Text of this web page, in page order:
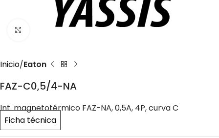
Click to enlarge
Inicio Eaton
FAZ-C0,5/4-NA
Int. magnetotérmico FAZ-NA, 0,5A, 4P, curva C
Ficha técnica